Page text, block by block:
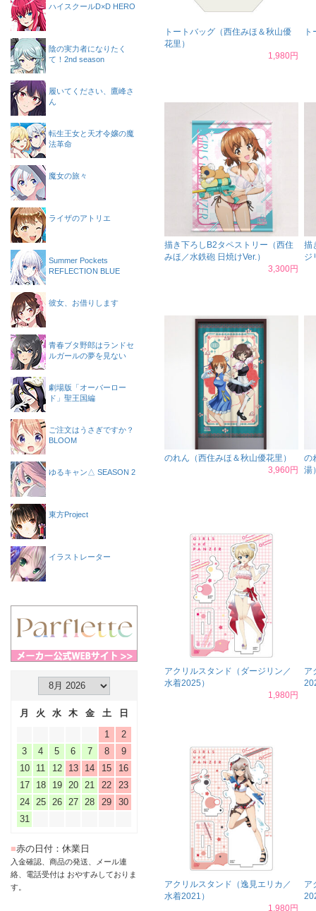
トートバッグ（西住みほ＆秋山優
花里）
1,980円
描き下ろしB2タペストリー（西住
みほ／水鉄砲 日焼けVer.）
3,300円
描
ジ
のれん（西住みほ＆秋山優花里）
3,960円
の
湯
アクリルスタンド（ダージリン／
水着2025）
1,980円
ア
アクリルスタンド（逸見エリカ／
水着2021）
1,980円
ア
ハイスクールD×D HERO
陰の実力者になりたく
て！2nd season
履いてください、鷹峰さ
ん
転生王女と天才令嬢の魔
法革命
魔女の旅々
ライザのアトリエ
Summer Pockets
REFLECTION BLUE
彼女、お借りします
青春ブタ野郎はランドセ
ルガールの夢を見ない
劇場版「オーバーロー
ド」聖王国編
ご注文はうさぎですか？
BLOOM
ゆるキャン△ SEASON 2
東方Project
イラストレーター
月 火 水 木 金 土
日
1
2
3
4 5 6 7 8
9
10
11 12 13 14 15
16
17
18 19 20 21 22
23
24
25 26 27 28 29
30
31
■赤の日付：休業日
入金確認、商品の発送、メール連
絡、電話受付は おやすみしておりま
す。